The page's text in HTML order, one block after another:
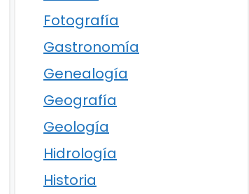
Fotografía
Gastronomía
Genealogía
Geografía
Geología
Hidrología
Historia